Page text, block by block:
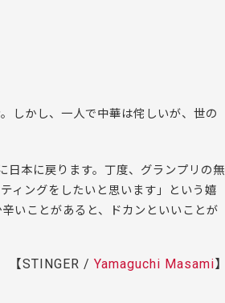
しかし、一人で中華は侘しいが、世の
本に戻ります。丁度、グランプリの無
ィングをしたいと思います」という嬉
いことがあると、ドカンといいことが
【STINGER / Yamaguchi Masami】